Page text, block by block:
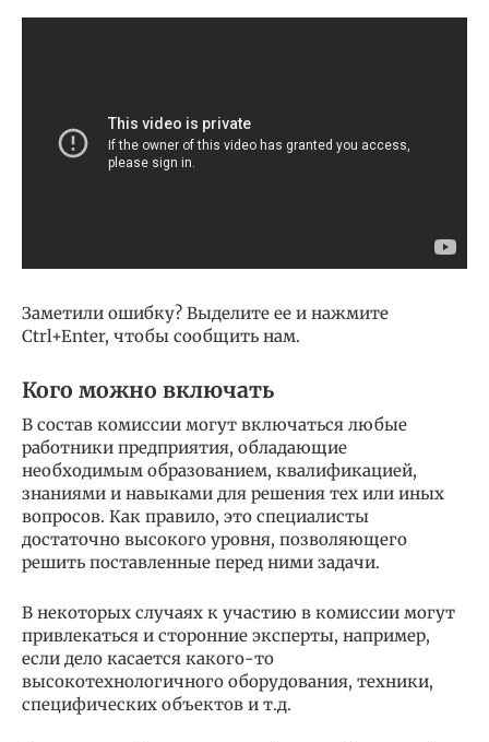
Заметили ошибку? Выделите ее и нажмите
Ctrl+Enter, чтобы сообщить нам.
Кого можно включать
В состав комиссии могут включаться любые
работники предприятия, обладающие
необходимым образованием, квалификацией,
знаниями и навыками для решения тех или иных
вопросов. Как правило, это специалисты
достаточно высокого уровня, позволяющего
решить поставленные перед ними задачи.
В некоторых случаях к участию в комиссии могут
привлекаться и сторонние эксперты, например,
если дело касается какого-то
высокотехнологичного оборудования, техники,
специфических объектов и т.д.